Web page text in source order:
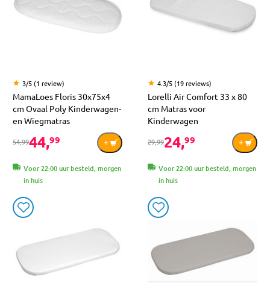
3/5 (1 review)
MamaLoes Floris 30x75x4
cm Ovaal Poly Kinderwagen-
en Wiegmatras
54,9944,99
Voor 22:00 uur besteld, morgen
in huis
4.3/5 (19 reviews)
Lorelli Air Comfort 33 x 80
cm Matras voor
Kinderwagen
29,9924,99
Voor 22:00 uur besteld, morgen
in huis